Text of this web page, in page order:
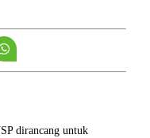
dirancang untuk